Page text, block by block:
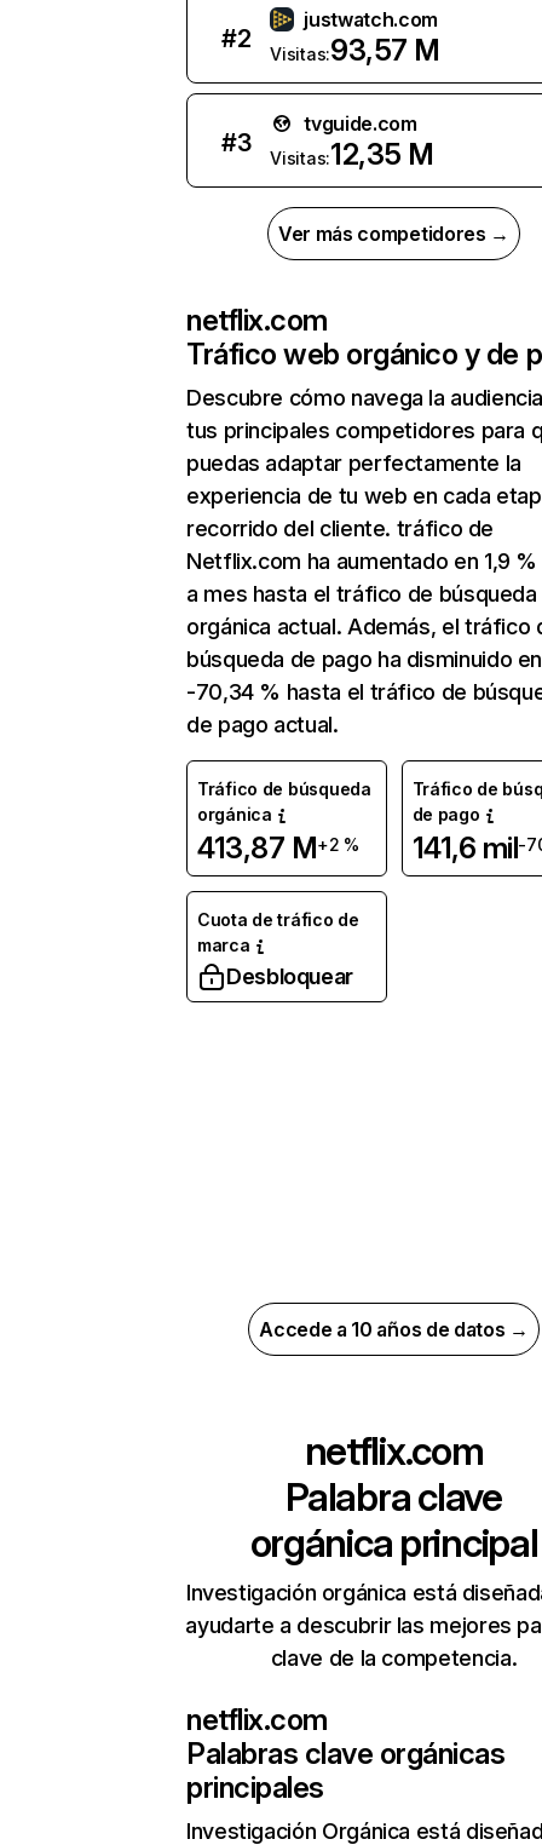
#2
justwatch.com
Visitas:93,57 M
#3
tvguide.com
Visitas:12,35 M
Ver más competidores →
netflix.com
Tráfico web orgánico y de
Descubre cómo navega la
tus principales competidores para
puedas adaptar perfectamente la
experiencia de tu web en cada
recorrido del cliente. tráfico de
Netflix.com ha aumentado en 1,9
a mes hasta el tráfico de búsqueda
orgánica actual. Además, el tráfico
búsqueda de pago ha disminuido en
-70,34 % hasta el tráfico de
de pago actual.
Tráfico de búsqueda
orgánica
413,87 M+2 %
Tráfico de
de pago
141,6 mil-
Cuota de tráfico de
marca
Desbloquear
Accede a 10 años de datos →
netflix.com
Palabra clave
orgánica principal
Investigación orgánica está
ayudarte a descubrir las mejores
clave de la competencia.
netflix.com
Palabras clave orgánicas
principales
Investigación Orgánica está